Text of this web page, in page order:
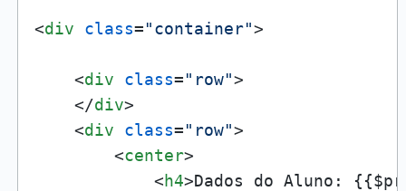
<div class="container">
<div class="row">
</div>
<div class="row">
<center>
<h4>Dados do Aluno: